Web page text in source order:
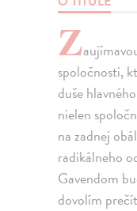
Z
spoločnosti,
duše
nielen
na zadnej
radikálneho
Gavendom
dovolím